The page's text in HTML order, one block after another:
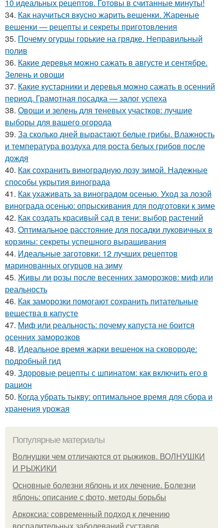
10 идеальных рецептов. Готовы в считанные минуты!
34. Как научиться вкусно жарить вешенки. Жареные
вешенки — рецепты и секреты приготовления
35. Почему огурцы горькие на грядке. Неправильный
полив
36. Какие деревья можно сажать в августе и сентябре.
Зелень и овощи
37. Какие кустарники и деревья можно сажать в осенний
период. Грамотная посадка — залог успеха
38. Овощи и зелень для теневых участков: лучшие
выборы для вашего огорода
39. За сколько дней вырастают белые грибы. Влажность
и температура воздуха для роста белых грибов после
дождя
40. Как сохранить виноградную лозу зимой. Надежные
способы укрытия винограда
41. Как ухаживать за виноградом осенью. Уход за лозой
винограда осенью: опрыскивания для подготовки к зиме
42. Как создать красивый сад в тени: выбор растений
43. Оптимальное расстояние для посадки луковичных в
корзины: секреты успешного выращивания
44. Идеальные заготовки: 12 лучших рецептов
маринованных огурцов на зиму
45. Живы ли розы после весенних заморозков: миф или
реальность
46. Как заморозки помогают сохранить питательные
вещества в капусте
47. Миф или реальность: почему капуста не боится
осенних заморозков
48. Идеальное время жарки вешенок на сковороде:
подробный гид
49. Здоровые рецепты с шпинатом: как включить его в
рацион
50. Когда убрать тыкву: оптимальное время для сбора и
хранения урожая
Популярные материалы
Волнушки чем отличаются от рыжиков. ВОЛНУШКИ
И РЫЖИКИ
Основные болезни яблонь и их лечение. Болезни
яблонь: описание с фото, методы борьбы
Аркоксиа: современный подход к лечению